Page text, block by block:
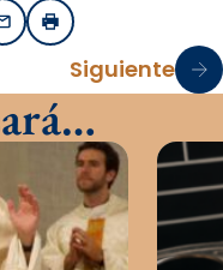
EmailImprimir
Siguiente